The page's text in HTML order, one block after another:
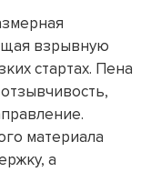
взрывную
стартах. Пена
материала
а